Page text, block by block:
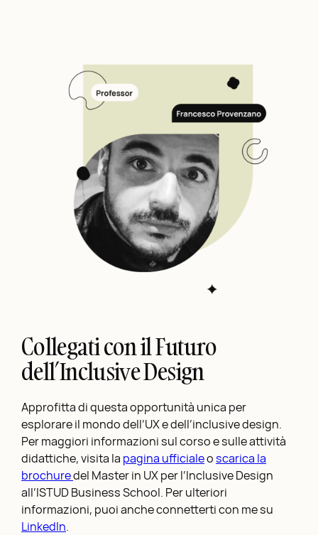
Collegati con il Futuro
dell’Inclusive Design
Approfitta di questa opportunità unica per
esplorare il mondo dell’UX e dell’inclusive design.
Per maggiori informazioni sul corso e sulle attività
didattiche, visita la pagina ufficialeoscarica la
brochuredel Master in UX per l’Inclusive Design
all’ISTUD Business School. Per ulteriori
informazioni, puoi anche connetterti con me su
LinkedIn.